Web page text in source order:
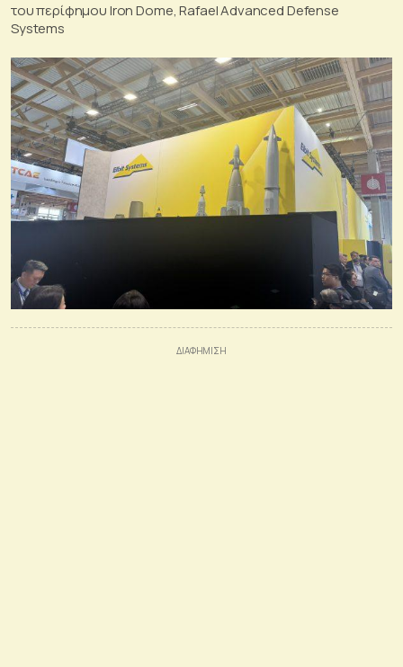
του περίφημου Iron Dome, Rafael Advanced Defense
Systems